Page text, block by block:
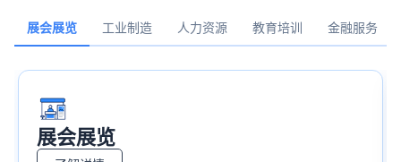
展会展览 工业制造 人力资源 教育培训 金融服务
展会展览